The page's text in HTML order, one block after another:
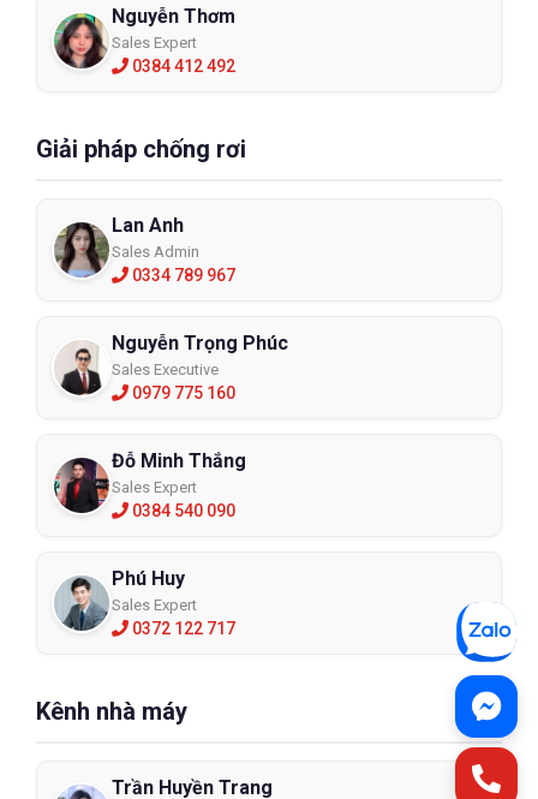
Nguyễn Thơm
Sales Expert
0384 412 492
Giải pháp chống rơi
Lan Anh
Sales Admin
0334 789 967
Nguyễn Trọng Phúc
Sales Executive
0979 775 160
Đỗ Minh Thắng
Sales Expert
0384 540 090
Phú Huy
Sales Expert
0372 122 717
Kênh nhà máy
Trần Huyền Trang